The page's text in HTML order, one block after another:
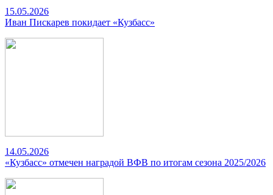
15.05.2026
Иван Пискарев покидает «Кузбасс»
14.05.2026
«Кузбасс» отмечен наградой ВФВ по итогам сезона 2025/2026